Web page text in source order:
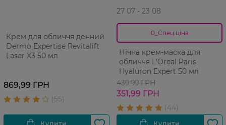
Крем для обличчя денний
Dermo Expertise Revitalift
Laser X3 50 мл
869,99 ГРН
27 07 - 23 08
0_Спец.ціна
Нічна крем-маска для
обличчя L'Oreal Paris
Hyaluron Expert 50 мл
439,99 ГРН
351,99 ГРН